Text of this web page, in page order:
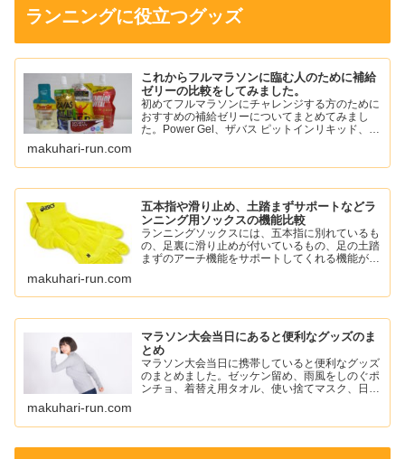
ランニングに役立つグッズ
これからフルマラソンに臨む人のために補給
ゼリーの比較をしてみました。
初めてフルマラソンにチャレンジする方のために
おすすめの補給ゼリーについてまとめてみまし
た。Power Gel、ザバス ピットインリキッド、ア
など。
makuhari-run.com
五本指や滑り止め、土踏まずサポートなどラ
ンニング用ソックスの機能比較
ランニングソックスには、五本指に別れているも
の、足裏に滑り止めが付いているもの、足の土踏
まずのアーチ機能をサポートしてくれる機能がつ
を楽しみましょう。
makuhari-run.com
マラソン大会当日にあると便利なグッズのま
とめ
マラソン大会当日に携帯していると便利なグッズ
のまとめました。ゼッケン留め、雨風をしのぐポ
ンチョ、着替え用タオル、使い捨てマスク、日焼
makuhari-run.com